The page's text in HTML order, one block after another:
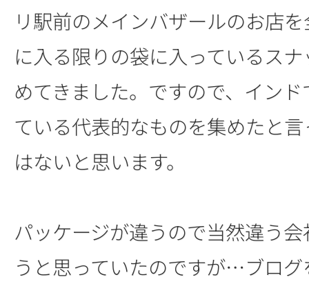
リ駅前のメインバザールのお店
に入る限りの袋に入っているス
めてきました。ですので、イン
ている代表的なものを集めたと
はないと思います。
パッケージが違うので当然違う
うと思っていたのですが…ブロ